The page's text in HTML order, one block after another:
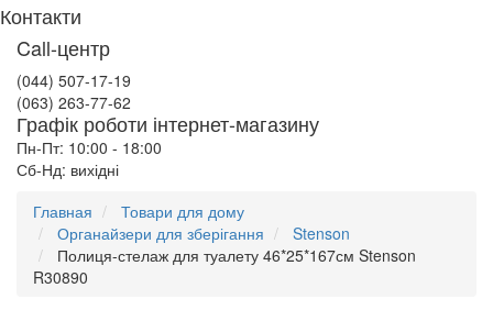
Контакти
Call-центр
(044) 507-17-19
(063) 263-77-62
Графік роботи інтернет-магазину
Пн-Пт: 10:00 - 18:00
Сб-Нд: вихідні
Главная
Товари для дому
Органайзери для зберігання
Stenson
Полиця-стелаж для туалету 46*25*167см Stenson
R30890